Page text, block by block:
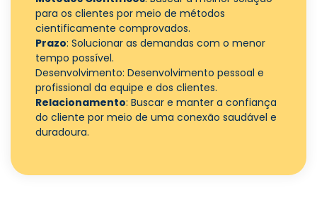
para os clientes por meio de métodos
cientificamente comprovados.
Prazo: Solucionar as demandas com o menor
tempo possível.
Desenvolvimento: Desenvolvimento pessoal e
profissional da equipe e dos clientes.
Relacionamento: Buscar e manter a confiança
do cliente por meio de uma conexão saudável e
duradoura.